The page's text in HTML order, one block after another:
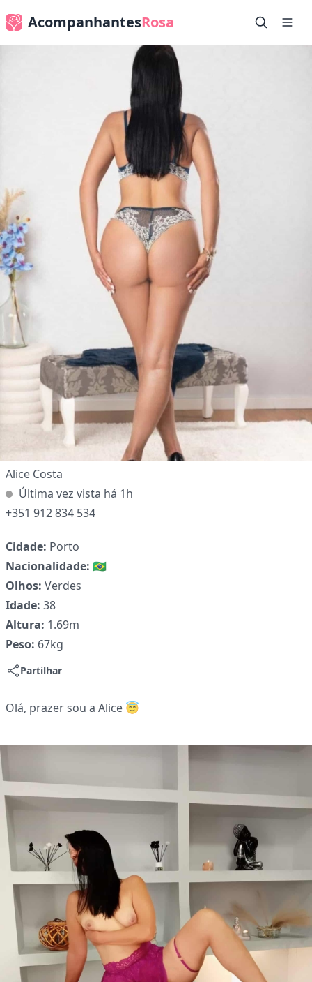
AcompanhantesRosa
Alice Costa
Última vez vista há 1h
+351 912 834 534
Cidade: Porto
Nacionalidade: 🇧🇷
Olhos: Verdes
Idade: 38
Altura: 1.69m
Peso: 67kg
Partilhar
Olá, prazer sou a Alice 😇